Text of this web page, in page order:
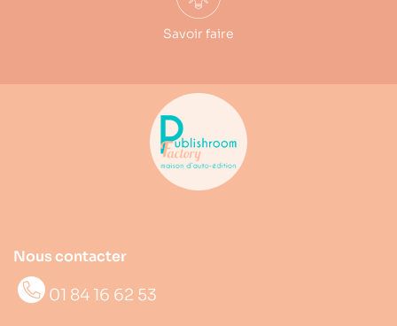
Savoir faire
Nous contacter
01 84 16 62 53